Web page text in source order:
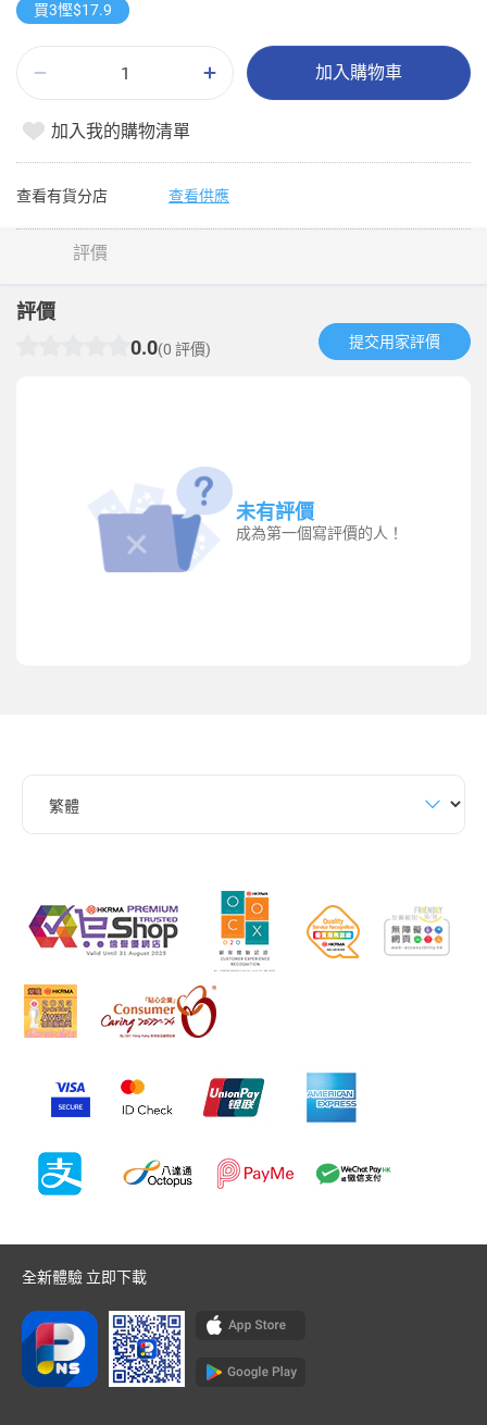
買3慳$17.9
加入購物車
加入我的購物清單
查看有貨分店 查看供應
評價
評價
0.0(0 評價) 提交用家評價​
未有評價
成為第一個寫評價的人！
全新體驗 立即下載